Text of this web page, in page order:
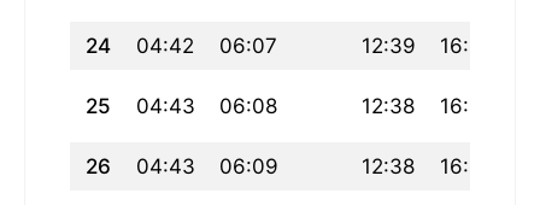
24 04:42 06:07 12:39 16:16
25 04:43 06:08 12:38 16:15
26 04:43 06:09 12:38 16:15